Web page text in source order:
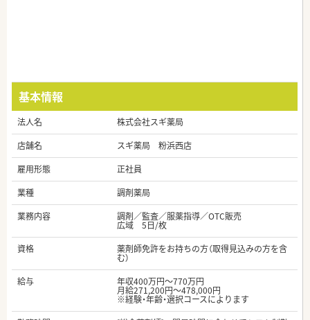
基本情報
法人名
株式会社スギ薬局
店舗名
スギ薬局 粉浜西店
雇用形態
正社員
業種
調剤薬局
業務内容
調剤／監査／服薬指導／OTC販売
広域 5日/枚
資格
薬剤師免許をお持ちの方（取得見込みの方を含
む）
給与
年収400万円～770万円
月給271,200円～478,000円
※経験・年齢・選択コースによります